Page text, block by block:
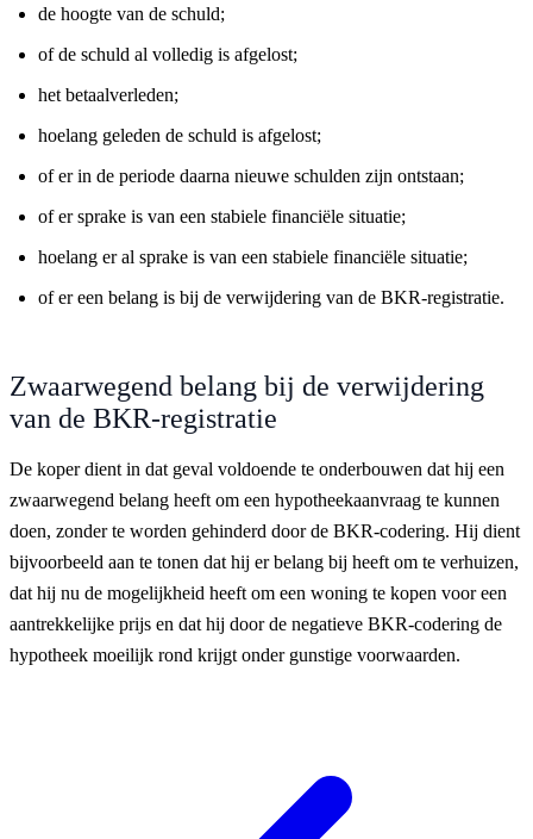
de hoogte van de schuld;
of de schuld al volledig is afgelost;
het betaalverleden;
hoelang geleden de schuld is afgelost;
of er in de periode daarna nieuwe schulden zijn ontstaan;
of er sprake is van een stabiele financiële situatie;
hoelang er al sprake is van een stabiele financiële situatie;
of er een belang is bij de verwijdering van de BKR-registratie.
Zwaarwegend belang bij de verwijdering
van de BKR-registratie
De koper dient in dat geval voldoende te onderbouwen dat hij een
zwaarwegend belang heeft om een hypotheekaanvraag te kunnen
doen, zonder te worden gehinderd door de BKR-codering. Hij dient
bijvoorbeeld aan te tonen dat hij er belang bij heeft om te verhuizen,
dat hij nu de mogelijkheid heeft om een woning te kopen voor een
aantrekkelijke prijs en dat hij door de negatieve BKR-codering de
hypotheek moeilijk rond krijgt onder gunstige voorwaarden.